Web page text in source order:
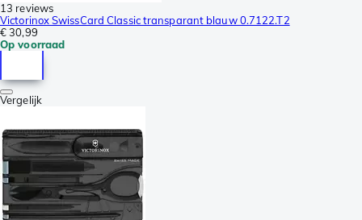
13 reviews
Victorinox SwissCard Classic transparant blauw 0.7122.T2
€ 30,99
Op voorraad
Vergelijk